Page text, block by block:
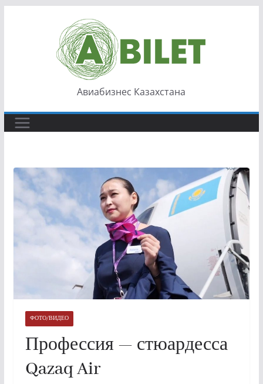
содержимому
Авиабизнес Казахстана
ФОТО/ВИДЕО
Профессия — стюардесса
Qazaq Air